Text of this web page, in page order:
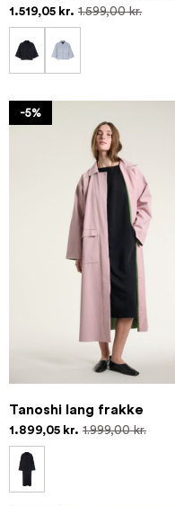
1.519,05 kr. 1.599,00 kr.
-5%
Tanoshi lang frakke
1.899,05 kr. 1.999,00 kr.